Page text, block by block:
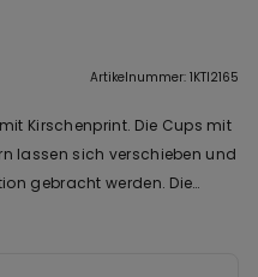
Artikelnummer: 1KTI2165
Kirschenprint. Die Cups mit
lassen sich verschieben und
gebracht werden. Die
oder am Rücken mithilfe